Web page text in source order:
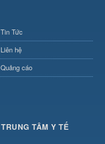
Tin Tức
Liên hệ
Quảng cáo
TÂM Y TẾ